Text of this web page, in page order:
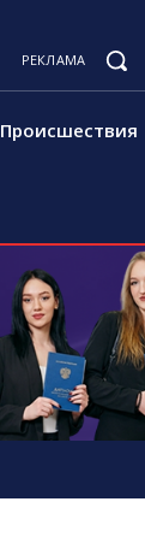
РЕКЛАМА
Происшествия